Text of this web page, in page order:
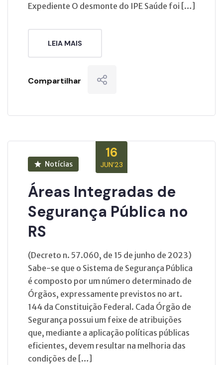
Expediente O desmonte do IPE Saúde foi […]
LEIA MAIS
Compartilhar
16
JUN’23
Notícias
Áreas Integradas de
Segurança Pública no
RS
(Decreto n. 57.060, de 15 de junho de 2023)
Sabe-se que o Sistema de Segurança Pública
é composto por um número determinado de
Órgãos, expressamente previstos no art.
144 da Constituição Federal. Cada Órgão de
Segurança possui um feixe de atribuições
que, mediante a aplicação políticas públicas
eficientes, devem resultar na melhoria das
condições de […]